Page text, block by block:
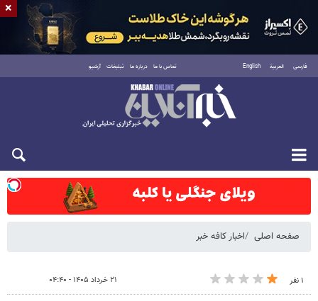
فارسی العربية English تماس با ما درباره ما تبلیغات آرشیو
شنبه ۱۷ مرداد ۱۴۰۵
صفحه اصلی اخبار کافه خبر
۱ نفر ۲۱ خرداد ۱۴۰۵ - ۰۴:۴۰
×